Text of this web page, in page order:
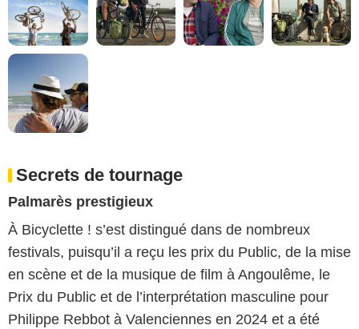
Secrets de tournage
Palmarès prestigieux
À Bicyclette ! s’est distingué dans de nombreux
festivals, puisqu’il a reçu les prix du Public, de la mise
en scène et de la musique de film à Angoulême, le
Prix du Public et de l’interprétation masculine pour
Philippe Rebbot à Valenciennes en 2024 et a été